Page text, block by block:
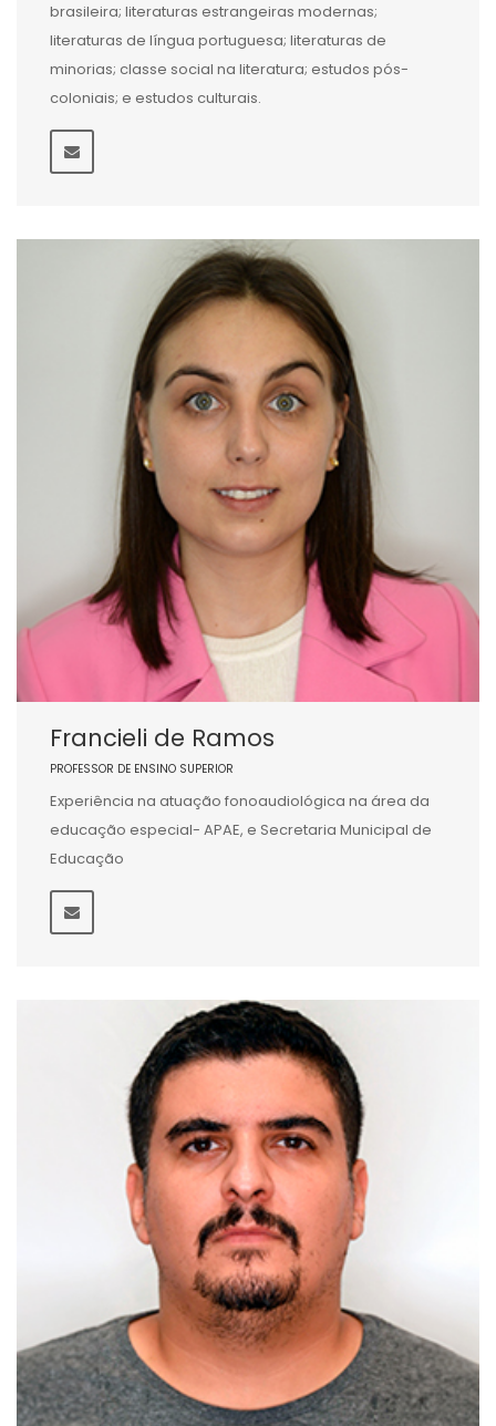
brasileira; literaturas estrangeiras modernas;
literaturas de língua portuguesa; literaturas de
minorias; classe social na literatura; estudos pós-
coloniais; e estudos culturais.
Francieli de Ramos
PROFESSOR DE ENSINO SUPERIOR
Experiência na atuação fonoaudiológica na área da
educação especial- APAE, e Secretaria Municipal de
Educação